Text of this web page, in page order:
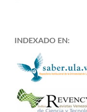
INDEXADO EN: